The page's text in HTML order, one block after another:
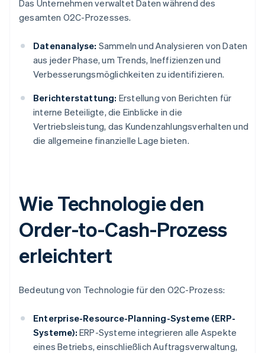
Das Unternehmen verwaltet Daten während des
gesamten O2C-Prozesses.
Datenanalyse: Sammeln und Analysieren von Daten
aus jeder Phase, um Trends, Ineffizienzen und
Verbesserungsmöglichkeiten zu identifizieren.
Berichterstattung: Erstellung von Berichten für
interne Beteiligte, die Einblicke in die
Vertriebsleistung, das Kundenzahlungsverhalten und
die allgemeine finanzielle Lage bieten.
Wie Technologie den
Order-to-Cash-Prozess
erleichtert
Bedeutung von Technologie für den O2C-Prozess:
Enterprise-Resource-Planning-Systeme (ERP-
Systeme): ERP-Systeme integrieren alle Aspekte
eines Betriebs, einschließlich Auftragsverwaltung,